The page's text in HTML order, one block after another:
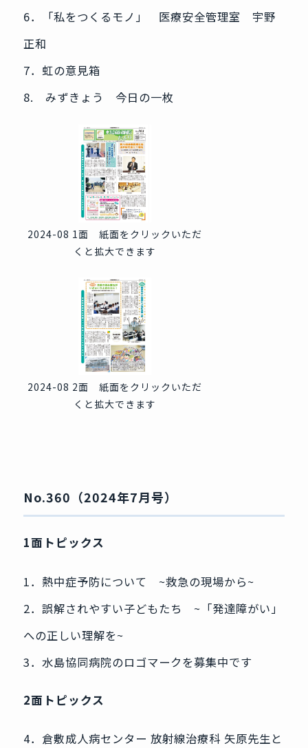
6．「私をつくるモノ」 医療安全管理室 宇野
正和
7．虹の意見箱
8. みずきょう 今日の一枚
2024-08 1面 紙面をクリックいただ
くと拡大できます
2024-08 2面 紙面をクリックいただ
くと拡大できます
No.360（2024年7月号）
1面トピックス
1．熱中症予防について ~救急の現場から~
2．誤解されやすい子どもたち ~「発達障がい」
への正しい理解を~
3．水島協同病院のロゴマークを募集中です
2面トピックス
4．倉敷成人病センター 放射線治療科 矢原先生と